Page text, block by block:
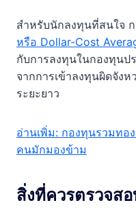
สำหรับนักลงทุนที่สนใจ
หรือ Dollar-Cost
กับการลงทุนในกองทุนป
จากการเข้าลงทุนผิดจัง
ระยะยาว
อ่านเพิ่ม: กองทุนรวมทอ
คนมักมองข้าม
สิ่งที่ควรตรวจส